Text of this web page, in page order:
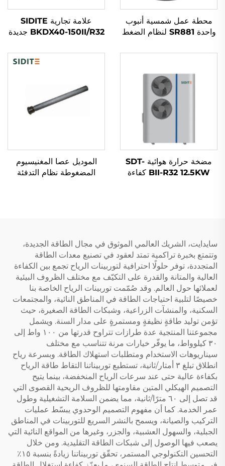
محطة عمل شمسية أنبوب
واحدة SR881 لنظام الضغط
علامة تجارية SIDITE
BKDX40-150II/R32 جديدة
اليابانية مع تقنية inverter +
مضخة حرارة هوائية SDT-
BII-R32 12.5KW كفاءة
الموديل عصا المغنيسيوم
المضغوطة نظام التدفئة
سايدايت، الشريك العالمي الموثوق في مجال الطاقة الجديدة،
وتتمتع بخبرة تراكمية تمتد لعقود في تصنيع معدات الطاقة
المتجددة، توفر حلولًا احترافية لتوربينات الرياح تجمع بين الكفاءة
العالية والمتانة والقدرة على التكيّف مع مختلف الظروف البيئية
لعملائها حول العالم. وقد صُمّمت توربينات الرياح الخاصة بنا
خصيصًا لتلبية احتياجات الطاقة في المناطق النائية، والمجتمعات
السكنية، والمنشآت الزراعية، وشبكات الطاقة الصغيرة، حيث
تؤمن توليد طاقةٍ نظيفةٍ ومستمرةٍ على مدار السنة. ويشمل
مجموعتنا المنتجية عدة طرازات تتراوح قدرتها من ١٠٠ واط إلى
٣٠ كيلوواط، ما يوفّر خيارات مرنة تتناسب مع مختلف
سيناريوهات الاستخدام ومتطلبات استهلاك الطاقة. وبسرعة رياح
انطلاق تبلغ ٣ أمتار/ثانية، تستطيع توربيناتنا التقاط طاقة الرياح
بكفاءة عالية حتى عند سرعات الرياح المنخفضة، بينما يتيح
التصميم الهيكلي المتين مقاومتها للظروف الريحية القصوى التي
قد تصل إلى ٦٠ مترًا/ثانية، مما يضمن السلامة التشغيلية وطول
عمر الخدمة. كما أن مفهوم التصميم الوحدوي يبسّط عمليات
التركيب والصيانة، ويسمح بالنشر السريع للتوربينات في المناطق
الجبلية، والسهول العشبية، والجزر، وغيرها من المواقع النائية التي
يصعب فيها الوصول إلى شبكات الطاقة التقليدية. ومن خلال
التحسين التكنولوجي المستمر، تحقّق توربيناتنا زيادةً بنسبة ١٥٪